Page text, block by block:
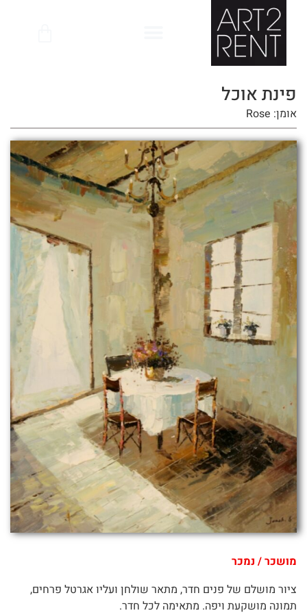
פינת אוכל
אומן: Rose
מושכר / נמכר
ציור מושלם של פנים חדר, מתאר שולחן ועליו אגרטל פרחים,
תמונה מושקעת ויפה. מתאימה לכל חדר.